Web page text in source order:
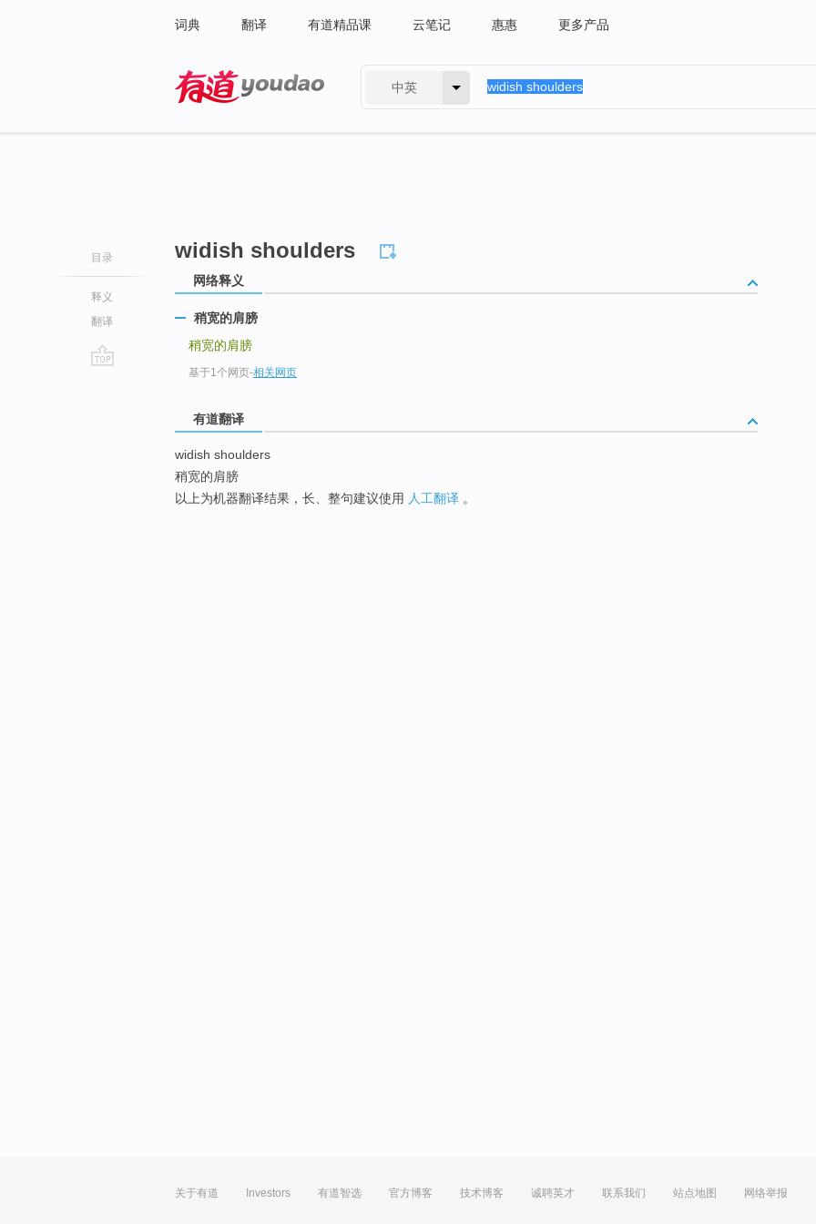
词典 翻译 有道精品课 云笔记 惠惠 更多产品
中英
目录
释义
翻译
widish shoulders
网络释义
稍宽的肩膀
稍宽的肩膀
基于1个网页-相关网页
有道翻译
widish shoulders
稍宽的肩膀
以上为机器翻译结果，长、整句建议使用 人工翻译 。
关于有道 Investors 有道智选 官方博客 技术博客 诚聘英才 联系我们 站点地图 网络举报